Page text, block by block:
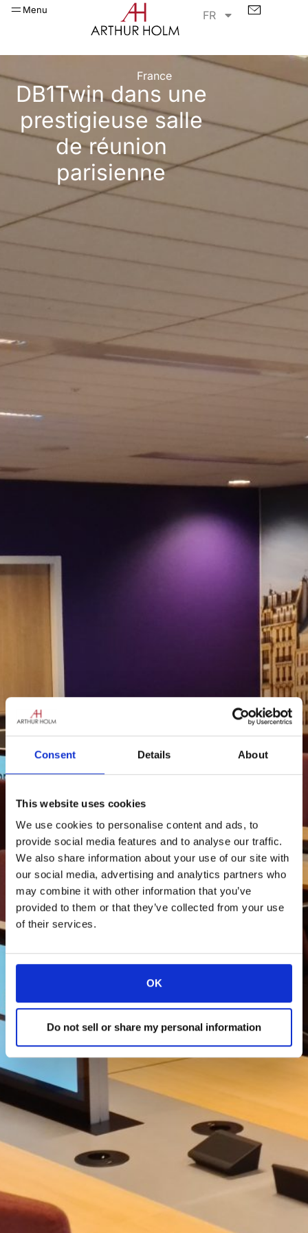
Consent Details About
This website uses cookies
We use cookies to personalise content and ads, to
provide social media features and to analyse our traffic.
We also share information about your use of our site with
our social media, advertising and analytics partners who
may combine it with other information that you’ve
provided to them or that they’ve collected from your use
of their services.
OK
Do not sell or share my personal information
Menu FR
France
DB1Twin dans une
prestigieuse salle
de réunion
parisienne